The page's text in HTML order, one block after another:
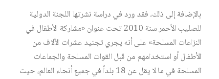
بالإضافة إلى ذلك، فقد ورد في دراسة نشرتها اللجنة الدولية
للصليب الأحمر سنة 2010 تحت عنوان «مشاركة الأطفال في
النزاعات المسلحة» على أنه يجري تجنيد عشرات الآلاف من
الأطفال أو استخدامهم من قبل القوات المسلحة والجماعات
المسلحة في ما لا يقل عن 18 بلداً في جميع أنحاء العالم، حيث